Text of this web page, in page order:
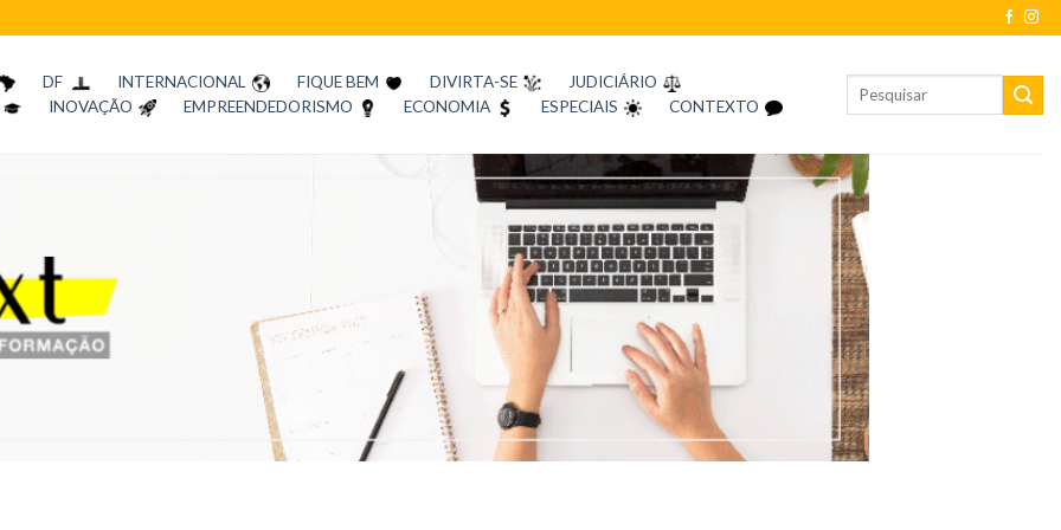
DF INTERNACIONAL FIQUE BEM DIVIRTA-SE
JUDICIÁRIO
INOVAÇÃO EMPREENDEDORISMO ECONOMIA ESPECIAIS CONTEXTO